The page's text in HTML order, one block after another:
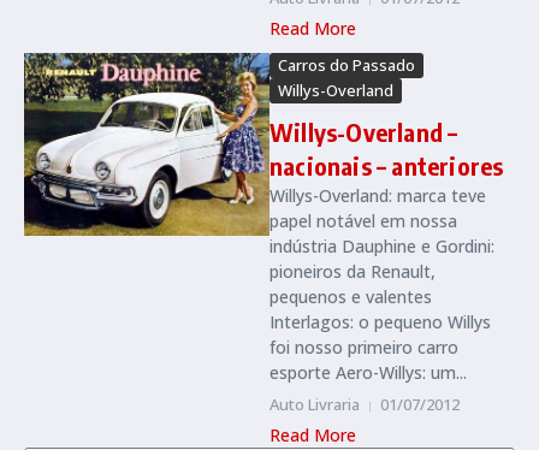
Read More
Carros do Passado
Willys-Overland
Willys-Overland –
nacionais – anteriores
Willys-Overland: marca teve
papel notável em nossa
indústria Dauphine e Gordini:
pioneiros da Renault,
pequenos e valentes
Interlagos: o pequeno Willys
foi nosso primeiro carro
esporte Aero-Willys: um...
Auto Livraria 01/07/2012
Read More